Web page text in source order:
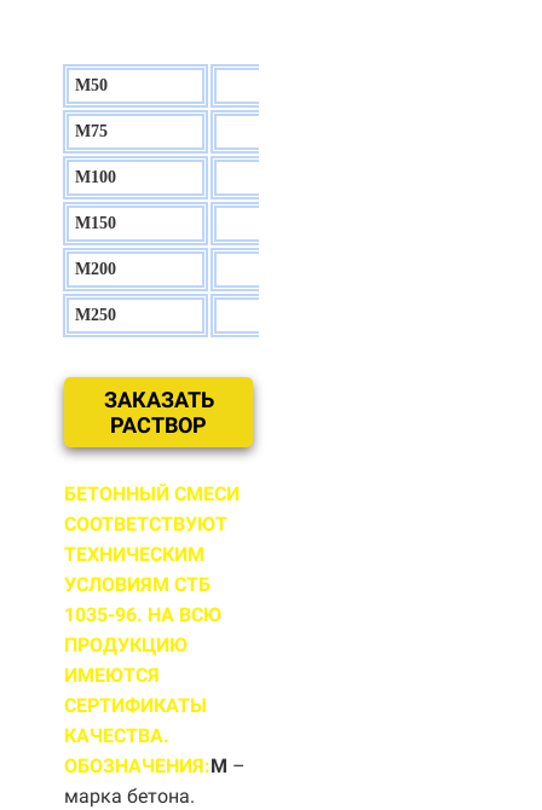
М50
М75
М100
М150
М200
М250
ЗАКАЗАТЬ
РАСТВОР
БЕТОННЫЙ СМЕСИ
СООТВЕТСТВУЮТ
ТЕХНИЧЕСКИМ
УСЛОВИЯМ СТБ
1035-96. НА ВСЮ
ПРОДУКЦИЮ
ИМЕЮТСЯ
СЕРТИФИКАТЫ
КАЧЕСТВА.
ОБОЗНАЧЕНИЯ:М –
марка бетона.